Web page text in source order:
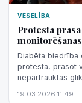
VESELĪBA
Protestā
Diabēta biedrība
protestā, prasot
nepārtrauktās
19.03.2026 11:49